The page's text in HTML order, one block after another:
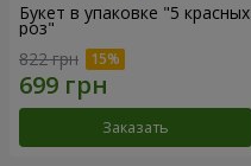
Букет в упаковке "5 красных
роз"
822 грн
Заказать